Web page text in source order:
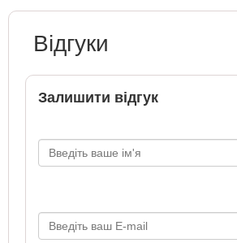
Відгуки
Залишити відгук